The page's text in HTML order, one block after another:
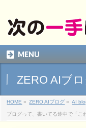
MENU
ZERO AIブ
HOME » ZERO AIブログ » AI
ブログって、書いてる途中で「こ